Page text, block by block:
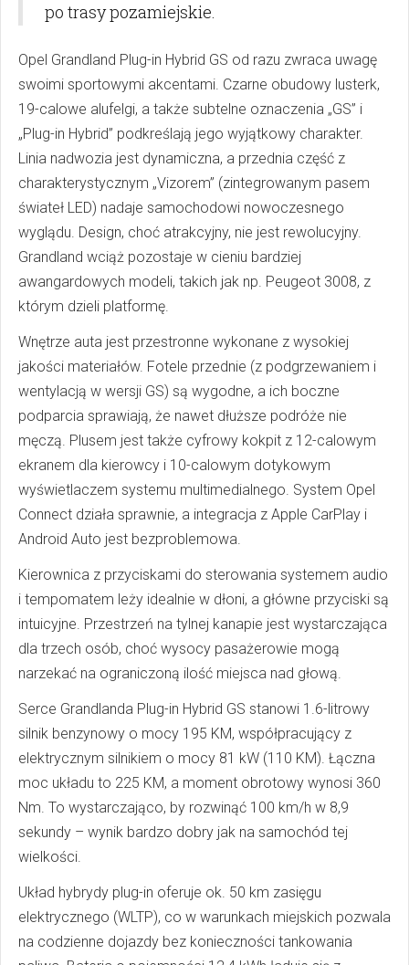
po trasy pozamiejskie.
Opel Grandland Plug-in Hybrid GS od razu zwraca uwagę
swoimi sportowymi akcentami. Czarne obudowy lusterk,
19-calowe alufelgi, a także subtelne oznaczenia „GS” i
„Plug-in Hybrid” podkreślają jego wyjątkowy charakter.
Linia nadwozia jest dynamiczna, a przednia część z
charakterystycznym „Vizorem” (zintegrowanym pasem
świateł LED) nadaje samochodowi nowoczesnego
wyglądu. Design, choć atrakcyjny, nie jest rewolucyjny.
Grandland wciąż pozostaje w cieniu bardziej
awangardowych modeli, takich jak np. Peugeot 3008, z
którym dzieli platformę.
Wnętrze auta jest przestronne wykonane z wysokiej
jakości materiałów. Fotele przednie (z podgrzewaniem i
wentylacją w wersji GS) są wygodne, a ich boczne
podparcia sprawiają, że nawet dłuższe podróże nie
męczą. Plusem jest także cyfrowy kokpit z 12-calowym
ekranem dla kierowcy i 10-calowym dotykowym
wyświetlaczem systemu multimedialnego. System Opel
Connect działa sprawnie, a integracja z Apple CarPlay i
Android Auto jest bezproblemowa.
Kierownica z przyciskami do sterowania systemem audio
i tempomatem leży idealnie w dłoni, a główne przyciski są
intuicyjne. Przestrzeń na tylnej kanapie jest wystarczająca
dla trzech osób, choć wysocy pasażerowie mogą
narzekać na ograniczoną ilość miejsca nad głową.
Serce Grandlanda Plug-in Hybrid GS stanowi 1.6-litrowy
silnik benzynowy o mocy 195 KM, współpracujący z
elektrycznym silnikiem o mocy 81 kW (110 KM). Łączna
moc układu to 225 KM, a moment obrotowy wynosi 360
Nm. To wystarczająco, by rozwinąć 100 km/h w 8,9
sekundy – wynik bardzo dobry jak na samochód tej
wielkości.
Układ hybrydy plug-in oferuje ok. 50 km zasięgu
elektrycznego (WLTP), co w warunkach miejskich pozwala
na codzienne dojazdy bez konieczności tankowania